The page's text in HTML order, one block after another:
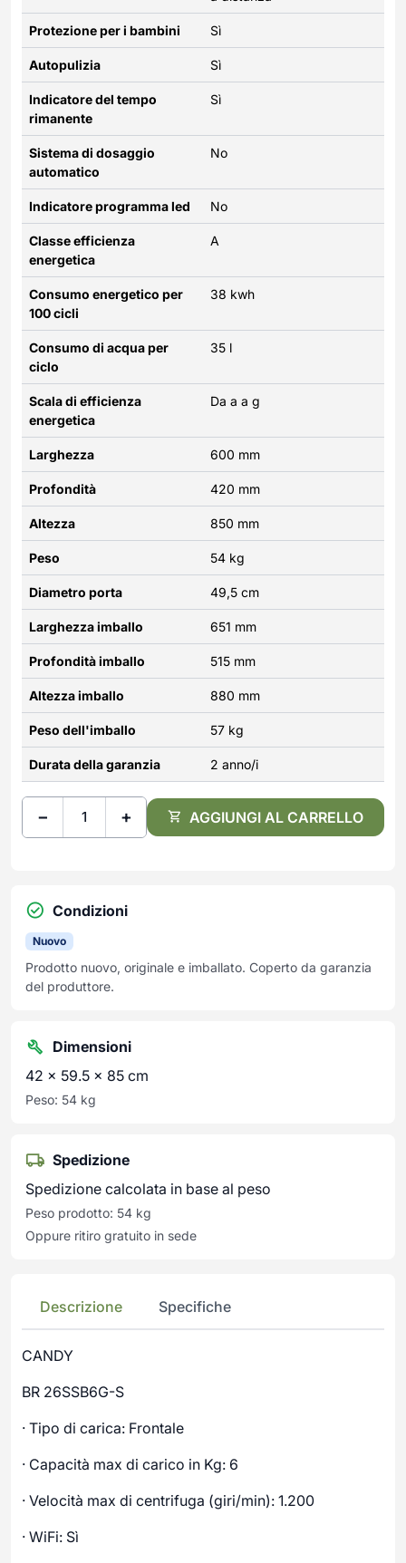
Protezione per i bambini Sì
Autopulizia Sì
Indicatore del tempo
rimanente
Sì
Sistema di dosaggio
automatico
No
Indicatore programma led No
Classe efficienza
energetica
A
Consumo energetico per
100 cicli
38 kwh
Consumo di acqua per
ciclo
35 l
Scala di efficienza
energetica
Da a a g
Larghezza 600 mm
Profondità 420 mm
Altezza 850 mm
Peso 54 kg
Diametro porta 49,5 cm
Larghezza imballo 651 mm
Profondità imballo 515 mm
Altezza imballo 880 mm
Peso dell'imballo 57 kg
Durata della garanzia 2 anno/i
− + AGGIUNGI AL CARRELLO
Condizioni
Nuovo
Prodotto nuovo, originale e imballato. Coperto da garanzia
del produttore.
Dimensioni
42 × 59.5 × 85 cm
Peso: 54 kg
Spedizione
Spedizione calcolata in base al peso
Peso prodotto: 54 kg
Oppure ritiro gratuito in sede
Descrizione Specifiche
CANDY
BR 26SSB6G-S
· Tipo di carica: Frontale
· Capacità max di carico in Kg: 6
· Velocità max di centrifuga (giri/min): 1.200
· WiFi: Sì